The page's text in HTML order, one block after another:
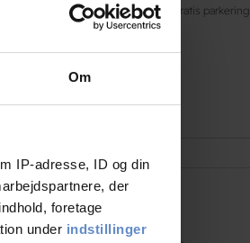
Om
IP-adresse, ID og din
der
foretage
under indstillinger
Gratis wifi Gratis parkering
og kontaktinformation